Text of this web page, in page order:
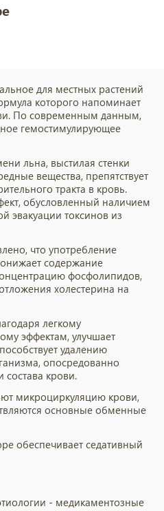
для местных растений
которого напоминает
По современным данным,
гемостимулирующее
льна, выстилая стенки
вещества, препятствует
тракта в кровь.
обусловленный наличием
эвакуации токсинов из
что употребление
содержание
фосфолипидов,
холестерина на
легкому
эффектам, улучшает
удалению
опосредованно
состава крови.
микроциркуляцию крови,
основные обменные
обеспечивает седативный
- медикаментозные